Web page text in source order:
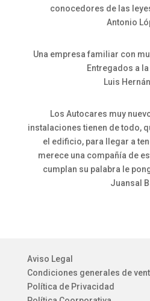
conocedores de las
Antonio
Una empresa familiar con
Entregados a
Luis
Los Autocares muy
instalaciones tienen de todo,
el edificio, para llegar a
merece una compañía de
cumplan su palabra le
Juansal
Aviso Legal
Condiciones generales de
Política de Privacidad